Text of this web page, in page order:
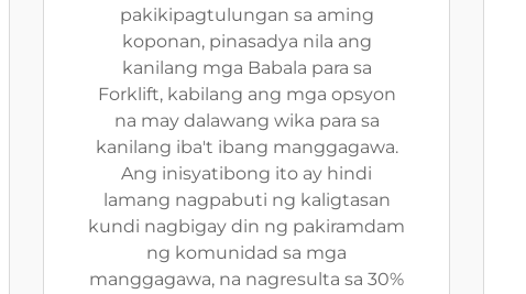
pakikipagtulungan sa aming
koponan, pinasadya nila ang
kanilang mga Babala para sa
Forklift, kabilang ang mga opsyon
na may dalawang wika para sa
kanilang iba't ibang manggagawa.
Ang inisyatibong ito ay hindi
lamang nagpabuti ng kaligtasan
kundi nagbigay din ng pakiramdam
ng komunidad sa mga
manggagawa, na nagresulta sa 30%